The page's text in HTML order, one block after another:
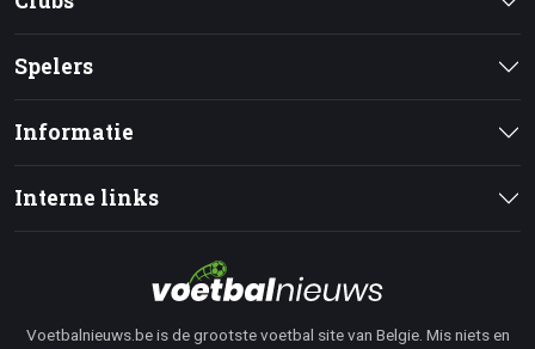
Spelers
Informatie
Interne links
Voetbalnieuws.be is de grootste voetbal site van Belgie. Mis niets en